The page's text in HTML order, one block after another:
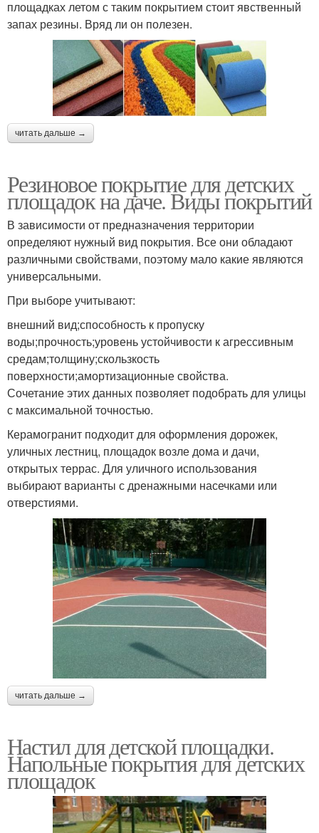
площадках летом с таким покрытием стоит явственный
запах резины. Вряд ли он полезен.
читать дальше →
Резиновое покрытие для детских
площадок на даче. Виды покрытий
В зависимости от предназначения территории
определяют нужный вид покрытия. Все они обладают
различными свойствами, поэтому мало какие являются
универсальными.
При выборе учитывают:
внешний вид;способность к пропуску
воды;прочность;уровень устойчивости к агрессивным
средам;толщину;скользкость
поверхности;амортизационные свойства.
Сочетание этих данных позволяет подобрать для улицы
с максимальной точностью.
Керамогранит подходит для оформления дорожек,
уличных лестниц, площадок возле дома и дачи,
открытых террас. Для уличного использования
выбирают варианты с дренажными насечками или
отверстиями.
читать дальше →
Настил для детской площадки.
Напольные покрытия для детских
площадок